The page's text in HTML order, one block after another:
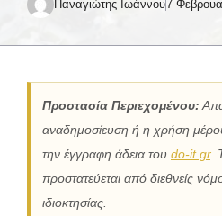
Παναγιώτης Ιωάννου7
Προστασία Περιεχομένου:
αναδημοσίευση ή η χρήση
την έγγραφη άδεια του do-it.gr.
προστατεύεται από διεθνείς
ιδιοκτησίας.